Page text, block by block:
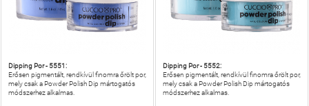
Dipping Por - 5551:
Erősen pigmentált, rendkívül finomra őrölt por,
mely csak a Powder Polish Dip mártogatós
módszerhez alkalmas.
Dipping Por - 5552:
Erősen pigmentált, rendkívül finomra őrölt por,
mely csak a Powder Polish Dip mártogatós
módszerhez alkalmas.